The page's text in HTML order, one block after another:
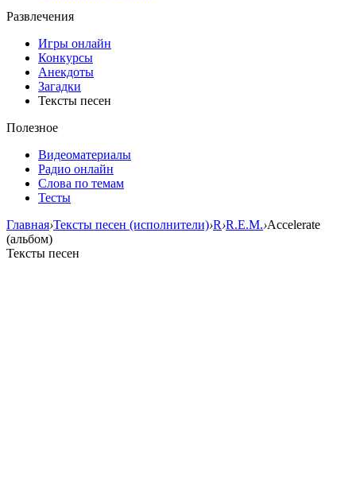
Развлечения
Игры онлайн
Конкурсы
Анекдоты
Загадки
Тексты песен
Полезное
Видеоматериалы
Радио онлайн
Слова по темам
Тесты
Главная›Тексты песен (исполнители)›R›R.E.M.›Accelerate
(альбом)
Тексты песен